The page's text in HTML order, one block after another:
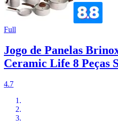
Full
Jogo de Panelas
Ceramic Life 8 Peças
4.7